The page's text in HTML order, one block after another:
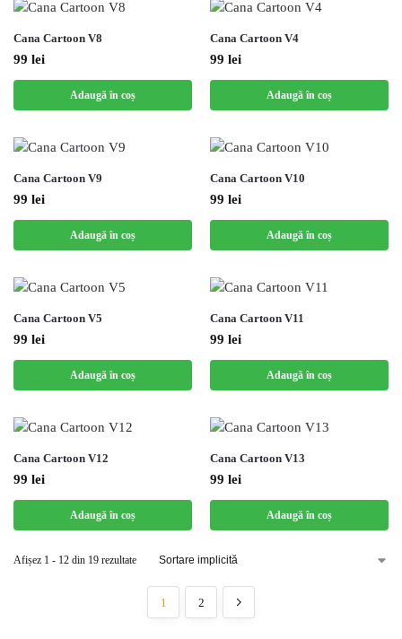
Cana Cartoon V8
99 lei
Adaugă în coș
Cana Cartoon V4
99 lei
Adaugă în coș
Cana Cartoon V9
99 lei
Adaugă în coș
Cana Cartoon V10
99 lei
Adaugă în coș
Cana Cartoon V5
99 lei
Adaugă în coș
Cana Cartoon V11
99 lei
Adaugă în coș
Cana Cartoon V12
99 lei
Adaugă în coș
Cana Cartoon V13
99 lei
Adaugă în coș
Afișez 1 - 12 din 19 rezultate
1 2